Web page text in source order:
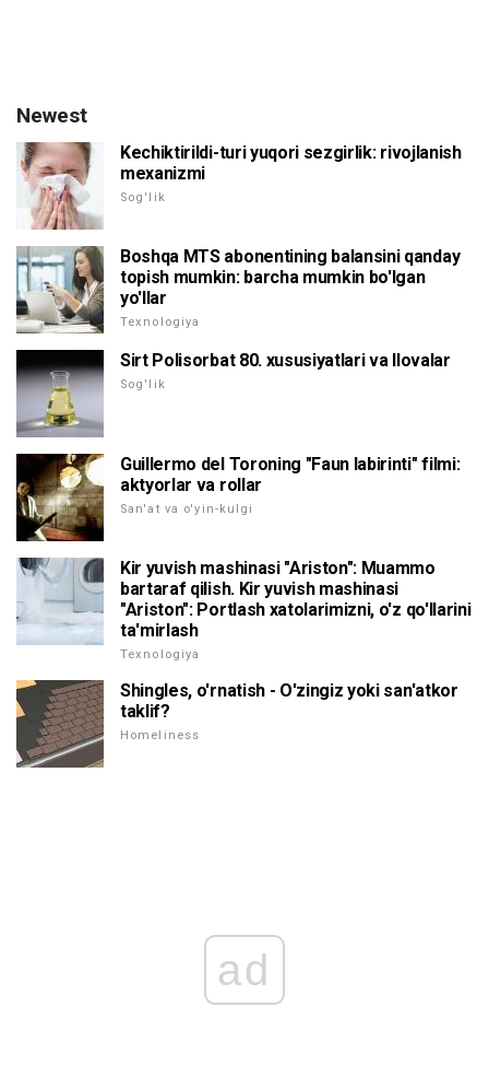
Newest
Kechiktirildi-turi yuqori sezgirlik: rivojlanish
mexanizmi
Sog'lik
Boshqa MTS abonentining balansini qanday
topish mumkin: barcha mumkin bo'lgan
yo'llar
Texnologiya
Sirt Polisorbat 80. xususiyatlari va Ilovalar
Sog'lik
Guillermo del Toroning "Faun labirinti" filmi:
aktyorlar va rollar
San'at va o'yin-kulgi
Kir yuvish mashinasi "Ariston": Muammo
bartaraf qilish. Kir yuvish mashinasi
"Ariston": Portlash xatolarimizni, o'z qo'llarini
ta'mirlash
Texnologiya
Shingles, o'rnatish - O'zingiz yoki san'atkor
taklif?
Homeliness
ad